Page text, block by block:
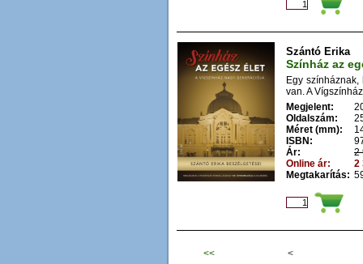
Szántó Erika
Színház az
Egy
van. A
Megjelent:
Oldalszám:
Méret (mm):
ISBN:
Ár:
2
Online ár:
2
Megtakarítás:
<< <